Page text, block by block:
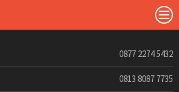
0877 2274 5432
0813 8087 7735